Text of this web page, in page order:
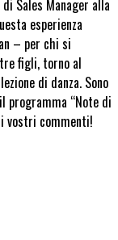
Sales Manager alla
esperienza
– per chi si
figli, torno al
di danza. Sono
programma “Note di
i vostri commenti!